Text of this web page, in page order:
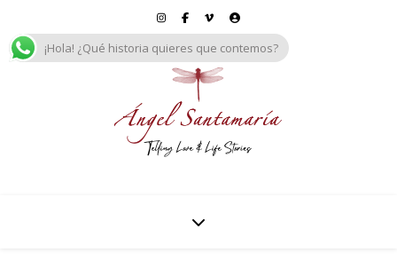
¡Hola! ¿Qué historia quieres que contemos?